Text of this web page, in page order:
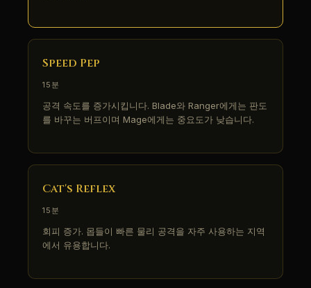
Speed Pep
15분
공격 속도를 증가시킵니다. Blade와 Ranger에게는 판도
를 바꾸는 버프이며 Mage에게는 중요도가 낮습니다.
Cat's Reflex
15분
회피 증가. 몹들이 빠른 물리 공격을 자주 사용하는 지역
에서 유용합니다.